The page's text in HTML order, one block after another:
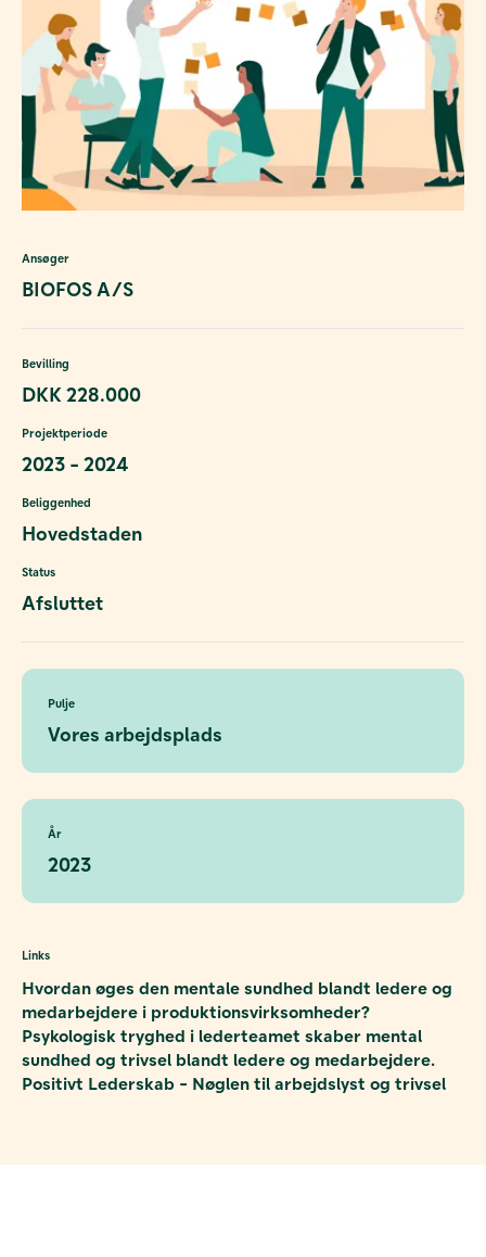
Ansøger
BIOFOS A/S
Bevilling
DKK 228.000
Projektperiode
2023 - 2024
Beliggenhed
Hovedstaden
Status
Afsluttet
Pulje
Vores arbejdsplads
År
2023
Links
Hvordan øges den mentale sundhed blandt ledere og
medarbejdere i produktionsvirksomheder?
Psykologisk tryghed i lederteamet skaber mental
sundhed og trivsel blandt ledere og medarbejdere.
Positivt Lederskab - Nøglen til arbejdslyst og trivsel